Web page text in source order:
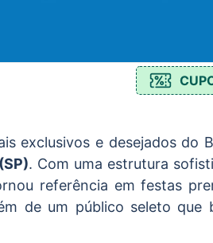
exclusivos e desejados do
. Com uma estrutura
referência em festas
de um público seleto que